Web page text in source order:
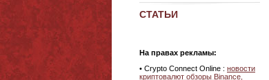
СТАТЬИ
На правах рекламы:
• Crypto Connect Online : новости
криптовалют обзоры Binance,